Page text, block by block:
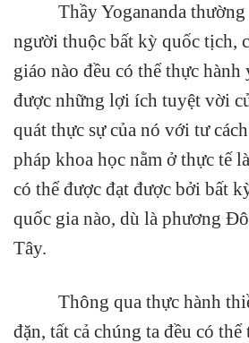
Thầy Yogananda thường
người thuộc bất kỳ quốc tịch,
giáo nào đều có thể thực hành
được những lợi ích tuyệt vời
quát thực sự của nó với tư
pháp khoa học nằm ở thực tế
có thể được đạt được bởi bất
quốc gia nào, dù là phương
Tây.
Thông qua thực hành
đặn, tất cả chúng ta đều có